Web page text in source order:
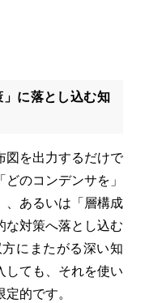
に落とし込む知
図を出力するだけで
のコンデンサを」
、あるいは「層構成
な対策へ落とし込む
にまたがる深い知
しても、それを使い
的です。